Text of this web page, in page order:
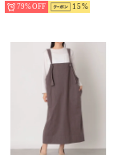
79% 15